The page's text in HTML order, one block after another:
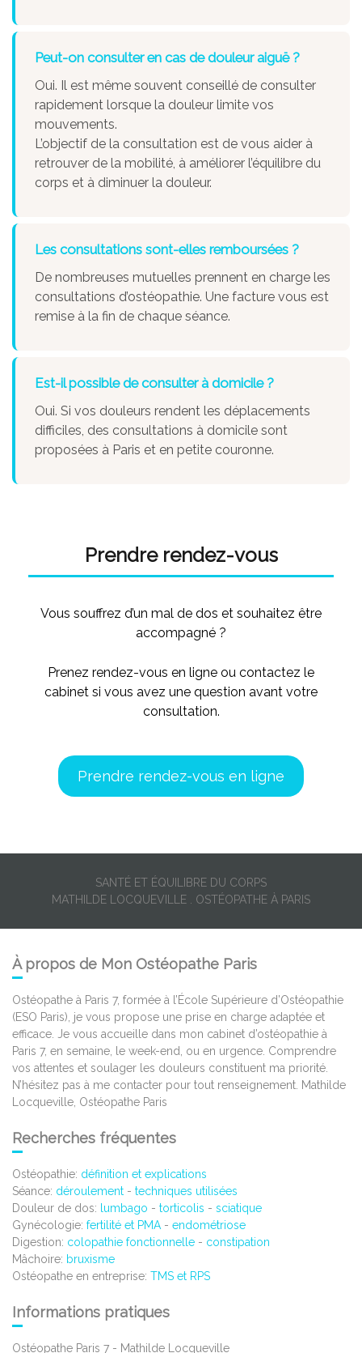
Peut-on consulter en cas de douleur aiguë ?
Oui. Il est même souvent conseillé de consulter
rapidement lorsque la douleur limite vos
mouvements.
L’objectif de la consultation est de vous aider à
retrouver de la mobilité, à améliorer l’équilibre du
corps et à diminuer la douleur.
Les consultations sont-elles remboursées ?
De nombreuses mutuelles prennent en charge les
consultations d’ostéopathie. Une facture vous est
remise à la fin de chaque séance.
Est-il possible de consulter à domicile ?
Oui. Si vos douleurs rendent les déplacements
difficiles, des consultations à domicile sont
proposées à Paris et en petite couronne.
Prendre rendez-vous
Vous souffrez d’un mal de dos et souhaitez être
accompagné ?
Prenez rendez-vous en ligne ou contactez le
cabinet si vous avez une question avant votre
consultation.
Prendre rendez-vous en ligne
SANTÉ ET ÉQUILIBRE DU CORPS
MATHILDE LOCQUEVILLE . OSTÉOPATHE À PARIS
À propos de Mon Ostéopathe Paris
Ostéopathe à Paris 7, formée à l’École Supérieure d’Ostéopathie
(ESO Paris), je vous propose une prise en charge adaptée et
efficace. Je vous accueille dans mon cabinet d’ostéopathie à
Paris 7, en semaine, le week-end, ou en urgence. Comprendre
vos attentes et soulager les douleurs constituent ma priorité.
N’hésitez pas à me contacter pour tout renseignement. Mathilde
Locqueville, Ostéopathe Paris
Recherches fréquentes
Ostéopathie: définition et explications
Séance: déroulement - techniques utilisées
Douleur de dos:
lumbago - torticolis - sciatique
Gynécologie: fertilité et PMA - endométriose
Digestion: colopathie fonctionnelle - constipation
Mâchoire: bruxisme
Ostéopathe en entreprise: TMS et RPS
Informations pratiques
Ostéopathe Paris 7 - Mathilde Locqueville